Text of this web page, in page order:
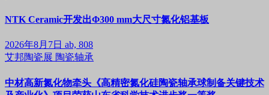
NTK Ceramic开发出Φ300 mm大尺寸氮化铝基板
2026年8月7日 ab, 808
艾邦陶瓷展 陶瓷轴承
中材高新氮化物牵头《高精密氮化硅陶瓷轴承球制备关键技术